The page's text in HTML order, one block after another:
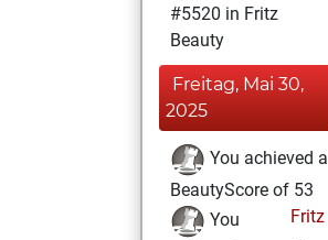
#5520 in Fritz
Beauty
Freitag, Mai 30,
2025
You achieved a
BeautyScore of 53
Fritz
You